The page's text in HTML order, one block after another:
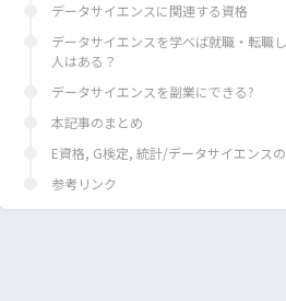
データサイエンスに関連する資格
データサイエンスを学べば就職・転職
人はある？
データサイエンスを副業にできる?
本記事のまとめ
E資格, G検定, 統計/データサイエンス
参考リンク